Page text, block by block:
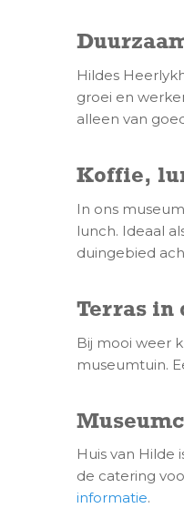
Hildes
groei en
alleen van
Koffie,
In ons
lunch. Ideaal
duingebied
Terras in
Bij mooi weer
museumtuin.
Huis van Hilde
de catering
informatie.